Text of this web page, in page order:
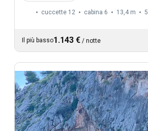
cuccette 12 cabina 6 13,4 m 5
Il più basso1.143 € / notte